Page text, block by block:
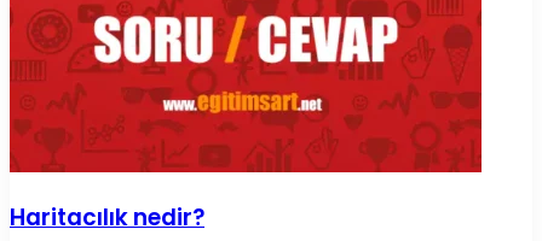
Haritacılık nedir?